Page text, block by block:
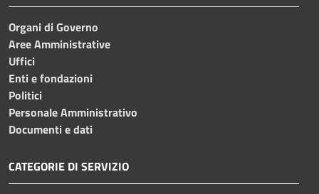
Organi di Governo
Aree Amministrative
Uffici
Enti e fondazioni
Politici
Personale Amministrativo
Documenti e dati
CATEGORIE DI SERVIZIO